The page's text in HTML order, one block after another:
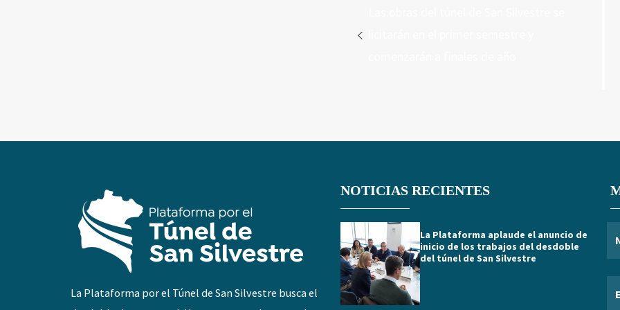
entradas
La Plataforma por el Túnel de San Silvestre busca el
NOTICIAS RECIENTES
La Plataforma aplaude el anuncio de
inicio de los trabajos del desdoble
del túnel de San Silvestre